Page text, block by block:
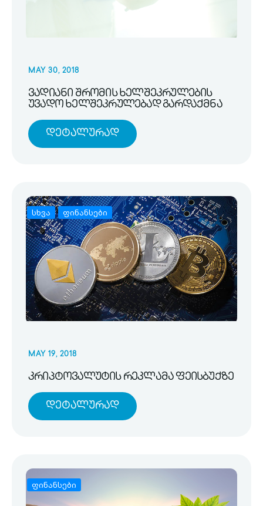
MAY 30, 2018
ვადიანი შრომის ხელშეკრულების
უვადო ხელშეკრულებად გარდაქმნა
Დეტალურად
სხვა ფინანსები
MAY 19, 2018
კრიპტოვალუტის რეკლამა ფეისბუქზე
Დეტალურად
ფინანსები